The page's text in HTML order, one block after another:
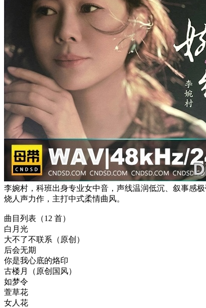
李婉村，科班出身专业女中音，声线温润低沉、叙事感
烧人声力作，主打中式柔情曲风。
曲目列表（12 首）
白月光
大不了不联系（原创）
后会无期
你是我心底的烙印
古楼月（原创国风）
如梦令
萱草花
女人花